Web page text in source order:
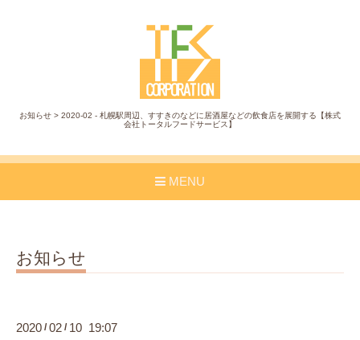
お知らせ > 2020-02 - 札幌駅周辺、すすきのなどに居酒屋などの飲食店を展開する【株式
会社トータルフードサービス】
MENU
お知らせ
2020 /02 / 10 19:07